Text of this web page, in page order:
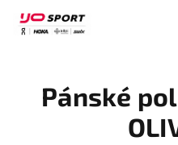
obsah
Pánské